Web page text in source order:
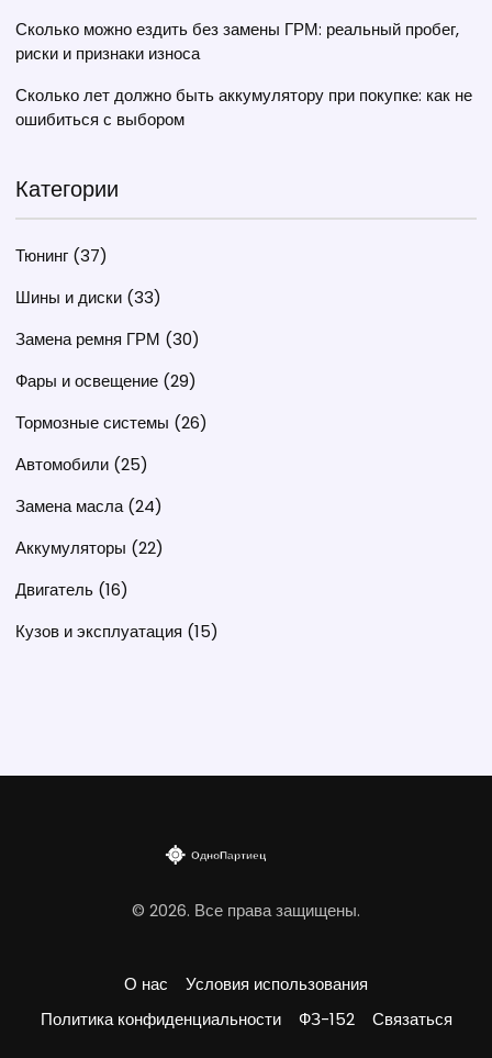
Сколько можно ездить без замены ГРМ: реальный пробег,
риски и признаки износа
Сколько лет должно быть аккумулятору при покупке: как не
ошибиться с выбором
Категории
Тюнинг (37)
Шины и диски (33)
Замена ремня ГРМ (30)
Фары и освещение (29)
Тормозные системы (26)
Автомобили (25)
Замена масла(24)
Аккумуляторы (22)
Двигатель (16)
Кузов и эксплуатация (15)
© 2026. Все права защищены.
О нас
Условия использования
Политика конфиденциальности
ФЗ-152 Связаться